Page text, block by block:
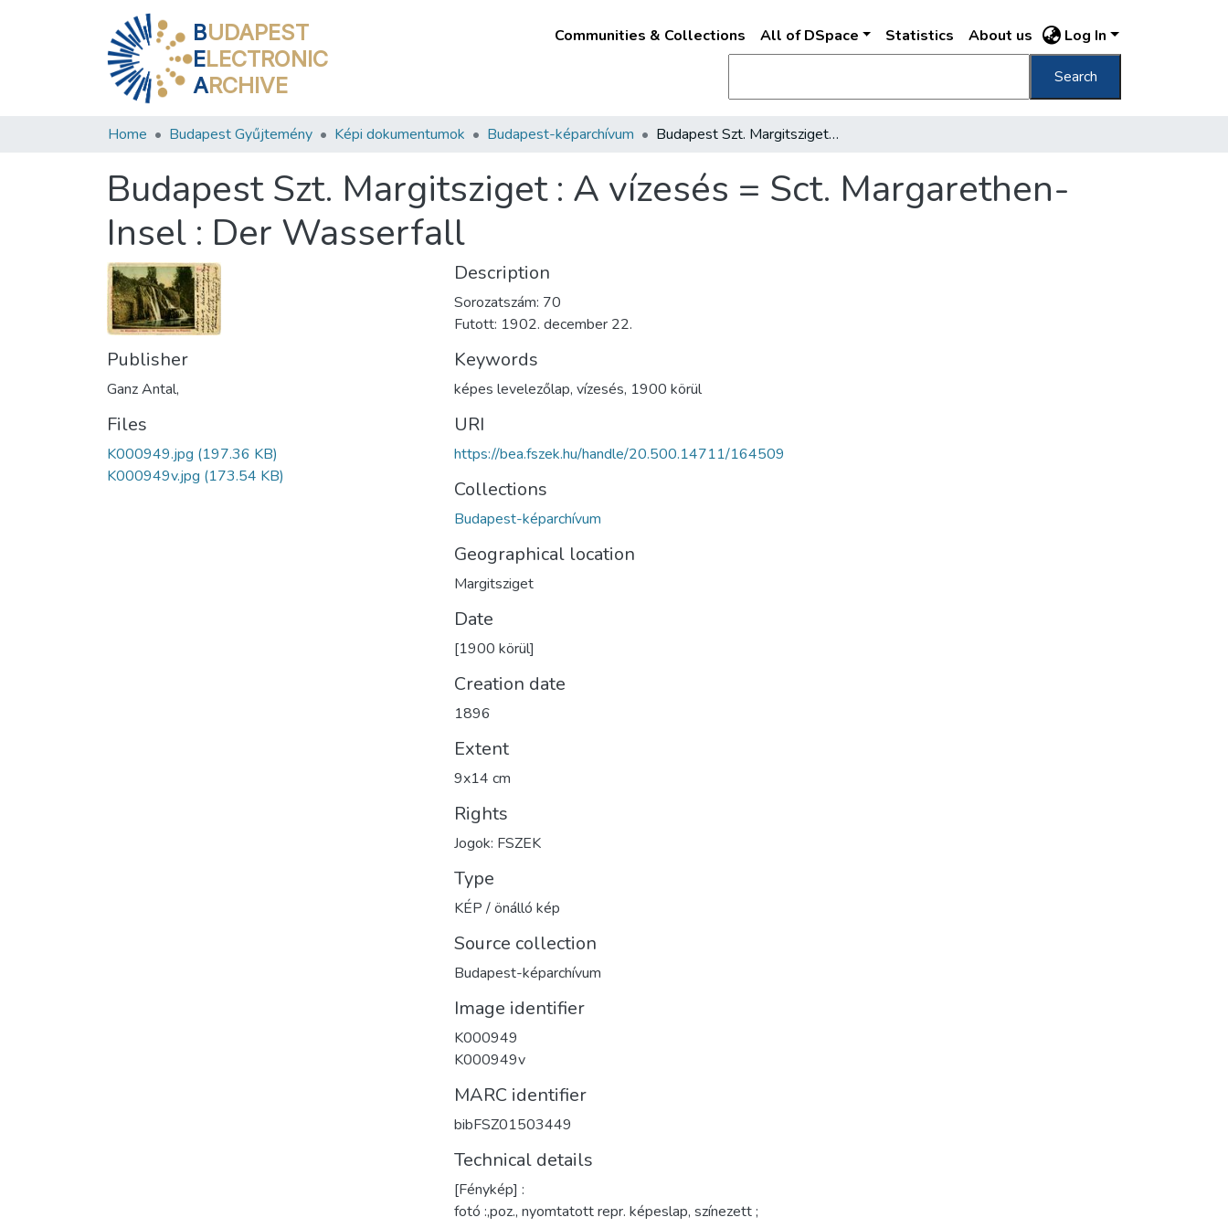
BUDAPEST
ELECTRONIC
ARCHIVE
Communities & Collections All of DSpace Statistics About us Log In
Search
Home Budapest Gyűjtemény Képi dokumentumok Budapest-képarchívum Budapest Szt. Margitsziget : A vízesés = Sct. Margarethen-Insel : Der Wasserfall
Budapest Szt. Margitsziget : A vízesés = Sct. Margarethen-
Insel : Der Wasserfall
Publisher
Ganz Antal,
Files
K000949.jpg (197.36 KB)
K000949v.jpg (173.54 KB)
Description
Sorozatszám: 70
Futott: 1902. december 22.
Keywords
képes levelezőlap, vízesés, 1900 körül
URI
https://bea.fszek.hu/handle/20.500.14711/164509
Collections
Budapest-képarchívum
Geographical location
Margitsziget
Date
[1900 körül]
Creation date
1896
Extent
9x14 cm
Rights
Jogok: FSZEK
Type
KÉP / önálló kép
Source collection
Budapest-képarchívum
Image identifier
K000949
K000949v
MARC identifier
bibFSZ01503449
Technical details
[Fénykép] :
fotó :,poz., nyomtatott repr. képeslap, színezett ;